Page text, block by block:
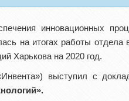
инновационных
на итогах работы отдела
Харькова на 2020 год.
выступил с